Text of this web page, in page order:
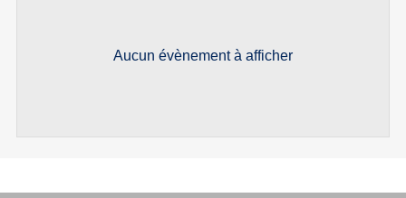
Aucun évènement à afficher